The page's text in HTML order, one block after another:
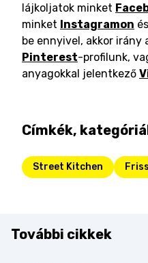
lájkoljatok minket
minket Instagramon és
be ennyivel, akkor
Pinterest-profilunk,
anyagokkal jelentkező
Címkék,
Street Kitchen Friss
További cikkek